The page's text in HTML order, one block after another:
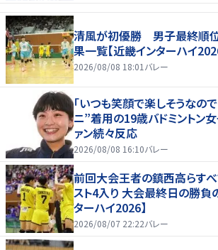
清風が初優勝 男子最終順
果一覧【近畿インターハイ
2026/08/08 18:01 バレー
「いつも笑顔で楽しそうなの
ニ”着用の19歳バドミントン女
ァン続々反応
2026/08/08 16:10バレー
前回大会王者の鎮西高らす
スト4入り 大会最終日の勝負
ターハイ2026】
2026/08/07 22:22バレー